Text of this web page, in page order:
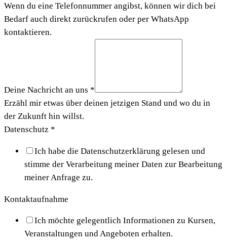
Wenn du eine Telefonnummer angibst, können wir dich bei
Bedarf auch direkt zurückrufen oder per WhatsApp
kontaktieren.
Deine Nachricht an uns *
Erzähl mir etwas über deinen jetzigen Stand und wo du in
der Zukunft hin willst.
Datenschutz *
Ich habe die Datenschutzerklärung gelesen und
stimme der Verarbeitung meiner Daten zur Bearbeitung
meiner Anfrage zu.
Kontaktaufnahme
Ich möchte gelegentlich Informationen zu Kursen,
Veranstaltungen und Angeboten erhalten.